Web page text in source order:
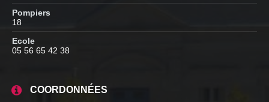
Pompiers
18
Ecole
05 56 65 42 38
COORDONNÉES